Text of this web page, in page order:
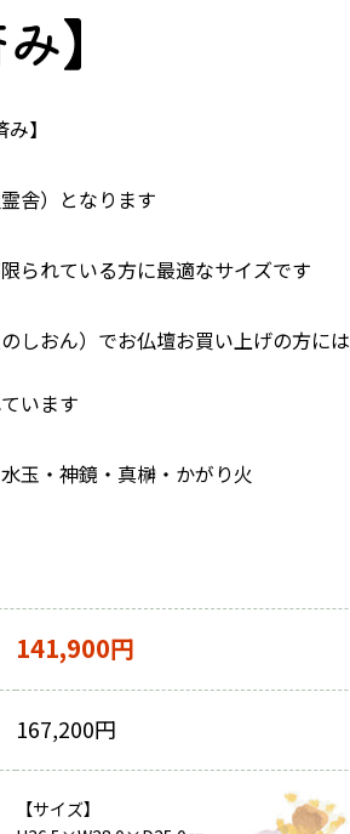
】
】
舎）となります
られている方に最適なサイズです
しおん）でお仏壇お買い上げの方には
います
玉・神鏡・真榊・かがり火
141,900円
167,200円
【サイズ】